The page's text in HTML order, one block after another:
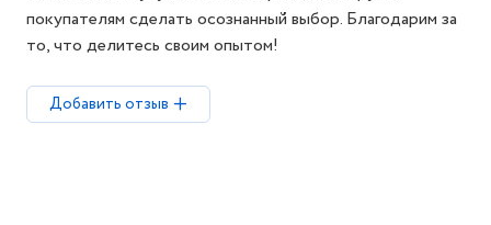
покупателям сделать осознанный выбор. Благодарим за
то, что делитесь своим опытом!
Добавить отзыв